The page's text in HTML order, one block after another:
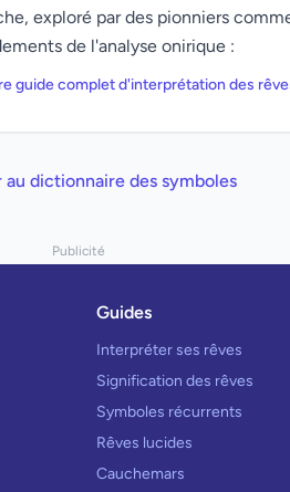
exploré par des pionniers
de l'analyse onirique :
guide complet d'interprétation des
au dictionnaire des symboles
Publicité
Guides
Interpréter ses rêves
Signification des rêves
Symboles récurrents
Rêves lucides
Cauchemars